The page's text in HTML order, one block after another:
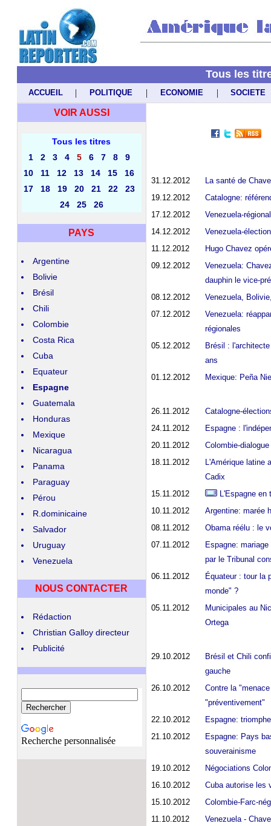
Tous les
ACCUEIL | POLITIQUE | ECONOMIE | SOCIETE
31.12.2012
La santé de
19.12.2012
Catalogne:
17.12.2012
Venezuela-
14.12.2012
Venezuela-
11.12.2012
Hugo Chavez
09.12.2012
Venezuela:
dauphin le vice-
08.12.2012
Venezuela,
07.12.2012
Venezuela:
régionales
05.12.2012
Brésil :
ans
01.12.2012
Mexique: Peña
26.11.2012
Catalogne-
24.11.2012
Espagne :
20.11.2012
Colombie-
18.11.2012
L'Amérique latine
Cadix
15.11.2012
L'Espagne en
10.11.2012
Argentine: marée
08.11.2012
Obama réélu : le
07.11.2012
Espagne:
par le Tribunal
06.11.2012
Équateur : tour la
monde" ?
05.11.2012
Municipales au
Ortega
29.10.2012
Brésil et Chili
gauche
26.10.2012
Contre la
"préventivement"
22.10.2012
Espagne:
21.10.2012
Espagne: Pays
souverainisme
19.10.2012
Négociations
16.10.2012
Cuba autorise les
15.10.2012
Colombie-Farc-
11.10.2012
Venezuela -
VOIR AUSSI
Tous les titres
1
2 3 4 5 6 7 8
9
10
11 12 13 14 15
16
17
18 19 20 21 22
23
24
25 26
PAYS
Argentine
Bolivie
Brésil
Chili
Colombie
Costa Rica
Cuba
Equateur
Espagne
Guatemala
Honduras
Mexique
Nicaragua
Panama
Paraguay
Pérou
R.dominicaine
Salvador
Uruguay
Venezuela
NOUS CONTACTER
Rédaction
Christian Galloydirecteur
Publicité
Recherche personnalisée